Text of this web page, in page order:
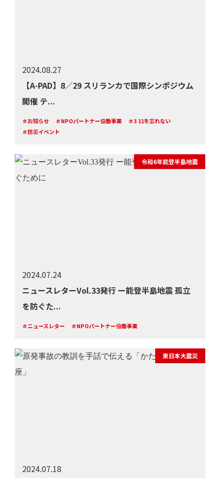
2024.08.27
【A-PAD】8／29 スリランカで国際シンポジウム
開催 テ...
＃お知らせ ＃NPOパートナー協働事業
＃3 11を忘れない
＃防災イベント
2024.07.24
ニュースレターVol.33発行 ー能登半島地震 孤立
を防ぐた...
＃ニュースレター ＃NPOパートナー協働事業
令和6年能登半島地震
2024.07.18
東日本大震災